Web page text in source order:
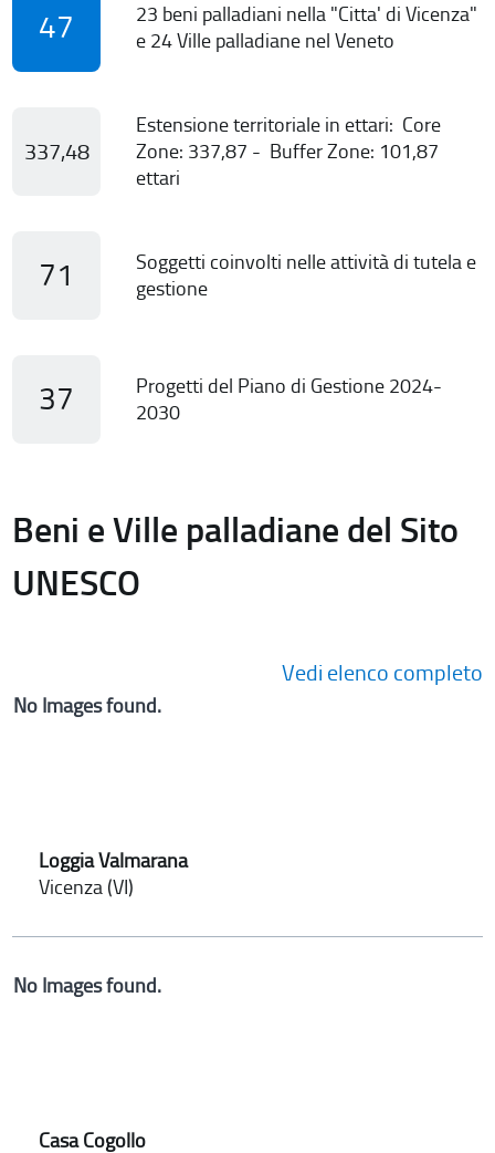
47
23 beni palladiani nella "Citta' di Vicenza"
e 24 Ville palladiane nel Veneto
337,48
Estensione territoriale in ettari: Core
Zone: 337,87 - Buffer Zone: 101,87
ettari
71
Soggetti coinvolti nelle attività di tutela e
gestione
37
Progetti del Piano di Gestione 2024-
2030
Beni e Ville palladiane del Sito
UNESCO
Vedi elenco completo
No Images found.
Loggia Valmarana
Vicenza (VI)
No Images found.
Casa Cogollo